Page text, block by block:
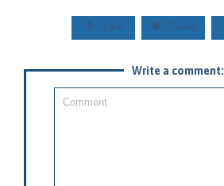
 Like  Tweet
Write a comment: